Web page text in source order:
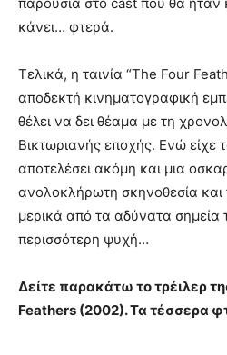
κάνει… φτερά.
Τελικά, η ταινία “The Four
αποδεκτή κινηματογραφική
θέλει να δει θέαμα με τη
Βικτωριανής εποχής. Ενώ είχε
αποτελέσει ακόμη και μια
ανολοκλήρωτη σκηνοθεσία και
μερικά από τα αδύνατα σημεία
περισσότερη ψυχή…
Δείτε παρακάτω το τρέιλερ
Feathers (2002). Τα τέσσερα